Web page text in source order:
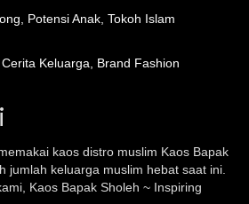
, Potensi Anak, Tokoh Islam
Cerita Keluarga, Brand Fashion
kaos distro muslim Kaos Bapak
jumlah keluarga muslim hebat saat ini.
Kaos Bapak Sholeh ~ Inspiring